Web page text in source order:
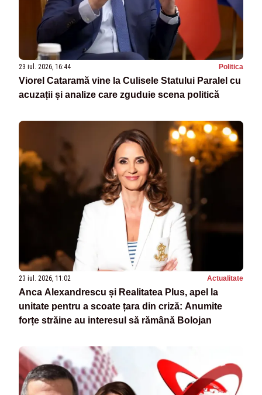
23 iul. 2026, 16:44 Politica
Viorel Cataramă vine la Culisele Statului Paralel cu
acuzații și analize care zguduie scena politică
23 iul. 2026, 11:02 Actualitate
Anca Alexandrescu și Realitatea Plus, apel la
unitate pentru a scoate țara din criză: Anumite
forțe străine au interesul să rămână Bolojan